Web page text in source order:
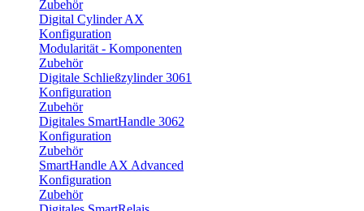
Zubehör
Digital Cylinder AX
Konfiguration
Modularität - Komponenten
Zubehör
Digitale Schließzylinder 3061
Konfiguration
Zubehör
Digitales SmartHandle 3062
Konfiguration
Zubehör
SmartHandle AX Advanced
Konfiguration
Zubehör